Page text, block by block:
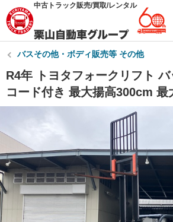
中古トラック販売/買取/レンタル
バスその他・ボディ販売等 その他
R4年 トヨタフォークリフト
コード付き 最大揚高300cm 最